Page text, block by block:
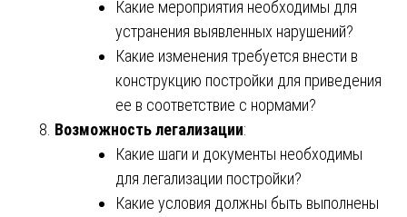
Какие мероприятия необходимы для
устранения выявленных нарушений?
Какие изменения требуется внести в
конструкцию постройки для приведения
ее в соответствие с нормами?
Возможность легализации:
Какие шаги и документы необходимы
для легализации постройки?
Какие условия должны быть выполнены